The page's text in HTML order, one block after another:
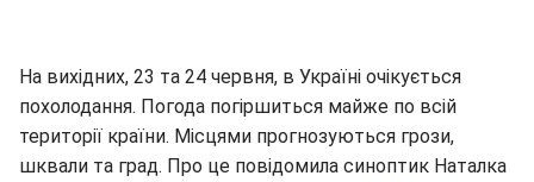
На вихідних, 23 та 24 червня, в Україні очікується
похолодання. Погода погіршиться майже по всій
території країни. Місцями прогнозуються грози,
шквали та град. Про це повідомила синоптик Наталка